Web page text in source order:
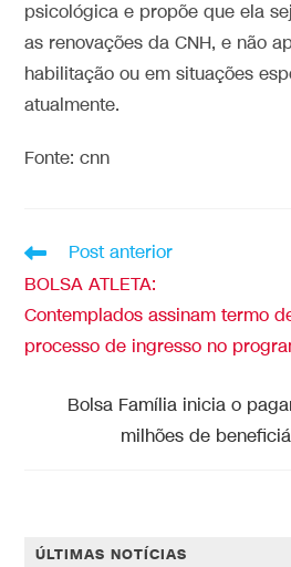
psicológica e propõe que ela
as renovações da CNH, e não
habilitação ou em situações
atualmente.
Fonte: cnn
Post anterior
BOLSA ATLETA:
Contemplados assinam termo
processo de ingresso no
Bolsa Família inicia o
milhões de
ÚLTIMAS NOTÍCIAS